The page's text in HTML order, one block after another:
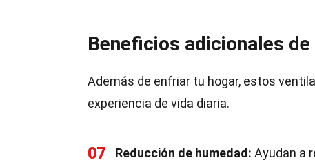
Beneficios adicionales
Además de enfriar tu hogar, estos
experiencia de vida diaria.
07 Reducción de humedad: Ayudan a